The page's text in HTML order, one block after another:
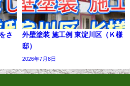
さ
外壁塗装 施工例 東淀川区（Ｋ様
邸）
2026年7月8日